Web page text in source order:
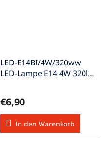
LED-E14BI/4W/320ww
LED-Lampe E14 4W 320lm
€6,90
In den Warenkorb